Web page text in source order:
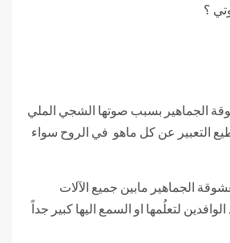
؟
الجماهير بسبب صوتها الشجي الملي
التعبير عن كل ماهو في الروح سواء
الجماهير مابين جميع الآلات
لتعلُمها او السمع اليها كبير جداً